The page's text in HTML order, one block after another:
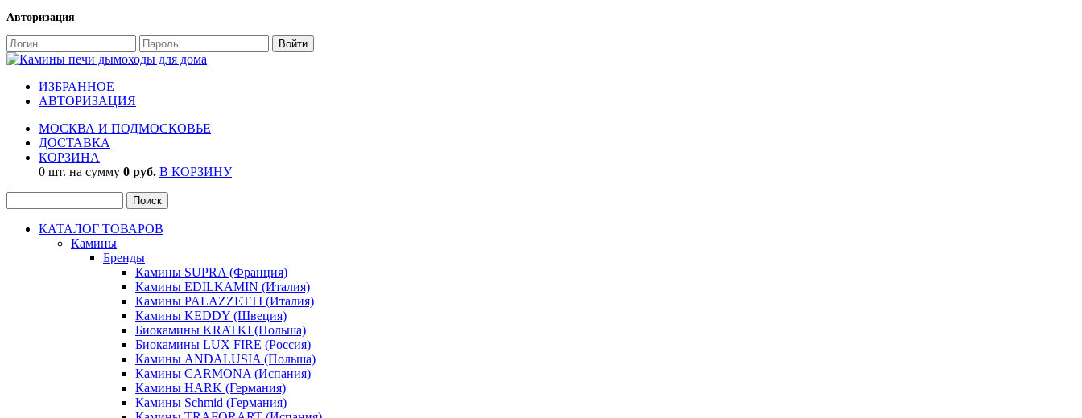
Авторизация
ИЗБРАННОЕ
АВТОРИЗАЦИЯ
МОСКВА И ПОДМОСКОВЬЕ
ДОСТАВКА
КОРЗИНА
0 шт. на сумму 0 руб. В КОРЗИНУ
КАТАЛОГ ТОВАРОВ
Камины
Бренды
Камины SUPRA (Франция)
Камины EDILKAMIN (Италия)
Камины PALAZZETTI (Италия)
Камины KEDDY (Швеция)
Биокамины KRATKI (Польша)
Биокамины LUX FIRE (Россия)
Камины ANDALUSIA (Польша)
Камины CARMONA (Испания)
Камины HARK (Германия)
Камины Schmid (Германия)